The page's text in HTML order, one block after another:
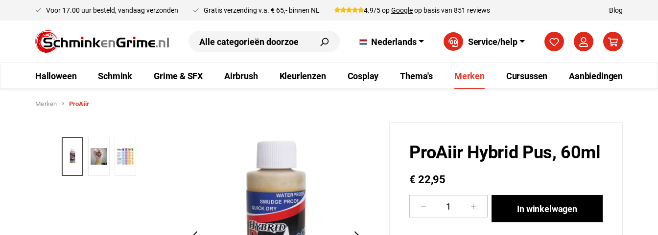
Ga naar de hoofdnavigatie
Voor 17.00 uur besteld, vandaag verzonden Gratis verzending v.a. € 65,- binnen NL 4.9/5 opGoogleop basis van 851 reviews Blog
Nederlands Service/help Je hebt 0 items op je
Halloween Schmink Grime & SFX Airbrush Kleurlenzen Cosplay Thema's Merken Cursussen Aanbiedingen
Merken ProAiir
ProAiir Hybrid Pus, 60ml
€ 22,95
Producthoeveelheid: Voer de gewenste
In winkelwagen